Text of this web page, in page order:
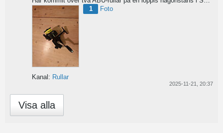
1
Foto
Kanal: Rullar
2025-11-21, 20:37
Visa alla